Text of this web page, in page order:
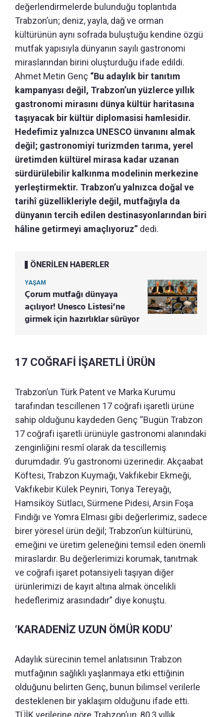
değerlendirmelerde bulunduğu toplantıda
Trabzon’un; deniz, yayla, dağ ve orman
kültürünün aynı sofrada buluştuğu kendine özgü
mutfak yapısıyla dünyanın sayılı gastronomi
miraslarından birini oluşturduğu ifade edildi.
Ahmet Metin Genç “Bu adaylık bir tanıtım
kampanyası değil, Trabzon’un yüzlerce yıllık
gastronomi mirasını dünya kültür haritasına
taşıyacak bir kültür diplomasisi hamlesidir.
Hedefimiz yalnızca UNESCO ünvanını almak
değil; gastronomiyi turizmden tarıma, yerel
üretimden kültürel mirasa kadar uzanan
sürdürülebilir kalkınma modelinin merkezine
yerleştirmektir. Trabzon’u yalnızca doğal ve
tarihî güzellikleriyle değil, mutfağıyla da
dünyanın tercih edilen destinasyonlarından biri
hâline getirmeyi amaçlıyoruz” dedi.
ÖNERİLEN HABERLER
YAŞAM
Çorum mutfağı dünyaya
açılıyor! Unesco Listesi’ne
girmek için hazırlıklar sürüyor
17 COĞRAFİ İŞARETLİ ÜRÜN
Trabzon’un Türk Patent ve Marka Kurumu
tarafından tescillenen 17 coğrafi işaretli ürüne
sahip olduğunu kaydeden Genç “Bugün Trabzon
17 coğrafi işaretli ürünüyle gastronomi alanındaki
zenginliğini resmî olarak da tescillemiş
durumdadır. 9’u gastronomi üzerinedir. Akçaabat
Köftesi, Trabzon Kuymağı, Vakfıkebir Ekmeği,
Vakfıkebir Külek Peyniri, Tonya Tereyağı,
Hamsiköy Sütlacı, Sürmene Pidesi, Arsin Foşa
Fındığı ve Yomra Elması gibi değerlerimiz, sadece
birer yöresel ürün değil; Trabzon’un kültürünü,
emeğini ve üretim geleneğini temsil eden önemli
miraslardır. Bu değerlerimizi korumak, tanıtmak
ve coğrafi işaret potansiyeli taşıyan diğer
ürünlerimizi de kayıt altına almak öncelikli
hedeflerimiz arasındadır” diye konuştu.
‘KARADENİZ UZUN ÖMÜR KODU’
Adaylık sürecinin temel anlatısının Trabzon
mutfağının sağlıklı yaşlanmaya etki ettiğinin
olduğunu belirten Genç, bunun bilimsel verilerle
desteklenen bir yaklaşım olduğunu ifade etti.
TÜİK verilerine göre Trabzon’un, 80,3 yıllık